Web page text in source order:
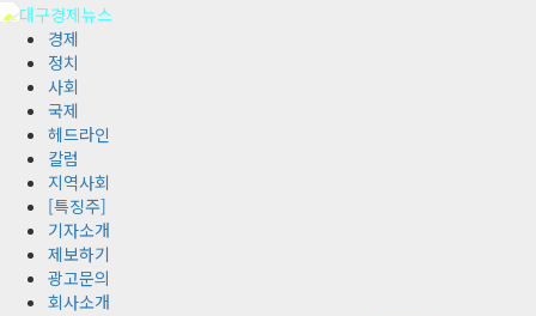
콘
경제
정치
사회
국제
헤드라인
칼럼
지역사회
[특징주]
기자소개
제보하기
광고문의
회사소개